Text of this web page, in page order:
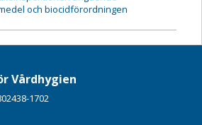
och biocidförordningen
Vårdhygien
1702